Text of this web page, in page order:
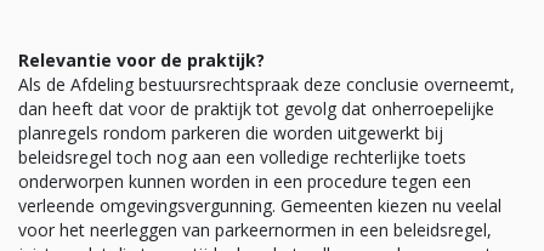
Relevantie voor de praktijk?
Als de Afdeling bestuursrechtspraak deze conclusie overneemt,
dan heeft dat voor de praktijk tot gevolg dat onherroepelijke
planregels rondom parkeren die worden uitgewerkt bij
beleidsregel toch nog aan een volledige rechterlijke toets
onderworpen kunnen worden in een procedure tegen een
verleende omgevingsvergunning. Gemeenten kiezen nu veelal
voor het neerleggen van parkeernormen in een beleidsregel,